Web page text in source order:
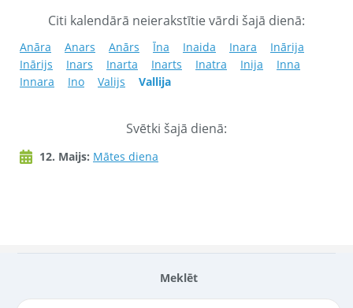
Meklēt
Citi kalendārā neierakstītie vārdi šajā dienā:
Anāra Anars Anārs Īna Inaida Inara
Inārija
Inārijs
Inars Inarta Inarts Inatra Inija
Inna
Innara
Ino Valijs Vallija
Svētki šajā dienā:
12. Maijs: Mātes diena